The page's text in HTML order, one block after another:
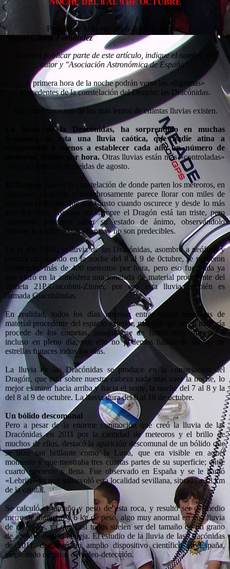
NOCHE DEL 8 AL 9 DE OCTUBRE
Período de la lluvia: del 6 al 10 de octubre
Miguel Gilarte Fernández
Si desea publicar parte de este artículo, indique el nombre del
autor y "Asociación Astronómica de España".
A primera hora de la noche podrán verse las «lágrimas»
procedentes de la constelación del Dragón: las Dracónidas.
Estos meteoros son de los más lentos de cuantas lluvias existen.
La lluvia de la Dracónidas, ha sorprendido en muchas
ocasiones, es esta una lluvia caótica, que nadie atina a
comprender y menos a establecer cada año un número de
meteoros visibles por hora. Otras lluvias están más «controladas»
como las famosas Perseidas de agosto.
, que es la constelación de donde parten los meteoros, en
ocasiones despierta y asombrosamente parece llorar con miles de
lágrimas brillantes que caen justo cuando oscurece y desde lo más
alto del cielo. Aunque no siempre el Dragón está tan triste, pero
solamente podemos saber su estado de ánimo, observándolo
durante la noche. Estos «llantos» no son predecibles.
En el año 2011, la lluvia de las Dracónidas, asombró a neófitos y
científicos, cuando en la noche del 8 al 9 de 0ctubre, se pudieron
contemplar más de 400 meteoros por hora, pero eso fue nada ya
que entró en la atmósfera una tonelada de material procedente del
cometa 21P/Giacobini-Zinner, por eso esta lluvia también es
llamada Giacobínidas.
En realidad, todos los días intentan entrar varias toneladas de
material procedente del espacio exterior, material que en su mayoría
procede de los cometas, aunque cae de forma muy dispersa e
incluso en pleno día, por ello no podemos hablar de lluvias de
estrellas fugaces todos los días.
La lluvia de las Dracónidas se produce en la constelación del
Dragón, que está sobre nuestra cabeza nada más caer la noche, lo
mejor es mirar hacia arriba y hacia el norte, la noche del 7 al 8 y la
del 8 al 9 de octubre. La lluvia dura del 6 al 10 de octubre.
Un bólido descomunal
Pero a pesar de la enorme conmoción que creó la lluvia de las
Dracónidas en 2011 por la cantidad de meteoros y el brillo de
muchos de ellos, destacó la aparición descomunal de un bólido que
se hizo tan brillante como la Luna, que era visible en aquél
momento y que mostraba tres cuartas partes de su superficie; entre
cuarto creciente y llena. Fue observado en España y se le llamó
«Lebrija» ya que sobrevoló esta localidad sevillana, situada a 78 km
de la capital.
Se calculó el tamaño y peso de esta roca, y resultó ser de medio
metro de diámetro y 6 kg de peso, algo muy anormal en una lluvia
de meteoros, ya que casi todos suelen ser del tamaño de un grano
de arena o de una lenteja. El estudio de la lluvia de las Dracónidas
de 2011, desplegó un amplio dispositivo científico en España,
empleando cámaras de vídeo-detección.